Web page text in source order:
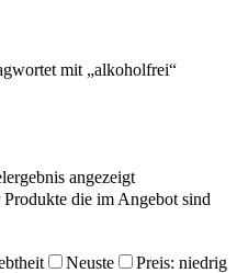
mit „alkoholfrei“
angezeigt
Produkte die im Angebot sind
Neuste
Preis: niedrig